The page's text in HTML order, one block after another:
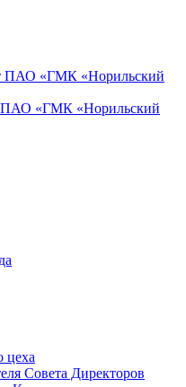
ПАО «ГМК «Норильский
ПАО «ГМК «Норильский
цеха
Совета Директоров